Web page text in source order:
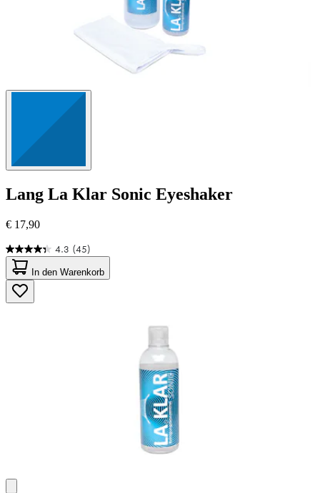
Lang La Klar Sonic Eyeshaker
€ 17,90
4.3 (45)
4.3
von
5
Sternen.
45
In den Warenkorb